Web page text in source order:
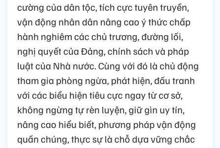
cường của dân tộc, tích cực tuyên truyền,
vận động nhân dân nâng cao ý thức chấp
hành nghiêm các chủ trương, đường lối,
nghị quyết của Đảng, chính sách và pháp
luật của Nhà nước. Cùng với đó là chủ động
tham gia phòng ngừa, phát hiện, đấu tranh
với các biểu hiện tiêu cực ngay từ cơ sở,
không ngừng tự rèn luyện, giữ gìn uy tín,
nâng cao hiểu biết, phương pháp vận động
quần chúng, thực sự là chỗ dựa vững chắc